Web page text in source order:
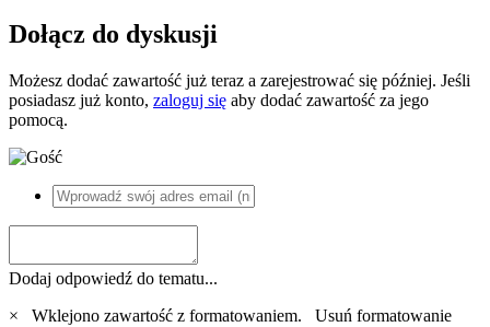
Dołącz do dyskusji
Możesz dodać zawartość już teraz a zarejestrować się później. Jeśli
posiadasz już konto, zaloguj się aby dodać zawartość za jego
pomocą.
Dodaj odpowiedź do tematu...
×
Wklejono zawartość z formatowaniem. Usuń formatowanie